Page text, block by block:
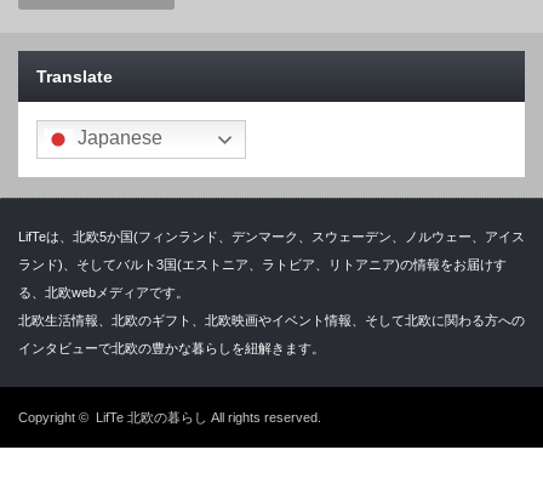
Translate
Japanese
LifTeは、北欧5か国(フィンランド、デンマーク、スウェーデン、ノルウェー、アイス
ランド)、そしてバルト3国(エストニア、ラトビア、リトアニア)の情報をお届けす
る、北欧webメディアです。
北欧生活情報、北欧のギフト、北欧映画やイベント情報、そして北欧に関わる方への
インタビューで北欧の豊かな暮らしを紐解きます。
Copyright © LifTe 北欧の暮らし All rights reserved.